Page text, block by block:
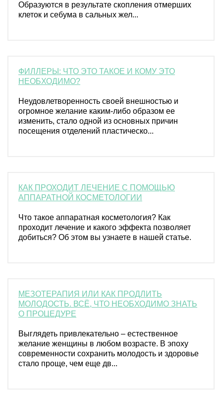
Образуются в результате скопления отмерших
клеток и себума в сальных жел...
ФИЛЛЕРЫ: ЧТО ЭТО ТАКОЕ И КОМУ ЭТО
НЕОБХОДИМО?
Неудовлетворенность своей внешностью и
огромное желание каким-либо образом ее
изменить, стало одной из основных причин
посещения отделений пластическо...
КАК ПРОХОДИТ ЛЕЧЕНИЕ С ПОМОЩЬЮ
АППАРАТНОЙ КОСМЕТОЛОГИИ
Что такое аппаратная косметология? Как
проходит лечение и какого эффекта позволяет
добиться? Об этом вы узнаете в нашей статье.
МЕЗОТЕРАПИЯ ИЛИ КАК ПРОДЛИТЬ
МОЛОДОСТЬ. ВСЁ, ЧТО НЕОБХОДИМО ЗНАТЬ
О ПРОЦЕДУРЕ
Выглядеть привлекательно – естественное
желание женщины в любом возрасте. В эпоху
современности сохранить молодость и здоровье
стало проще, чем еще дв...